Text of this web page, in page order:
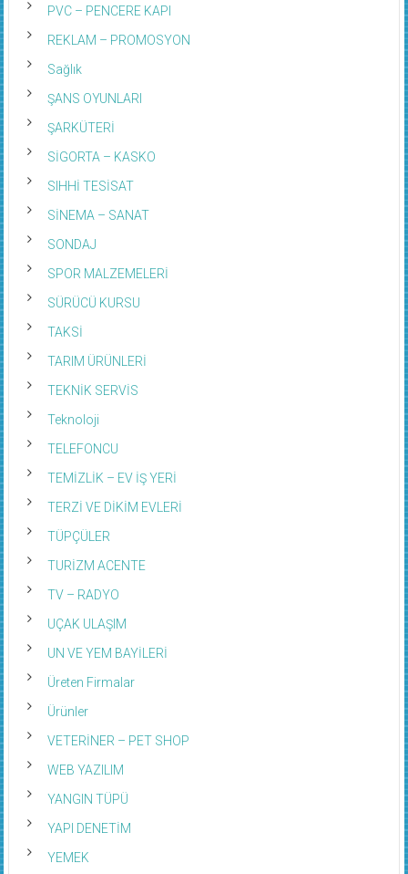
PVC – PENCERE KAPI
REKLAM – PROMOSYON
Sağlık
ŞANS OYUNLARI
ŞARKÜTERİ
SİGORTA – KASKO
SIHHİ TESİSAT
SİNEMA – SANAT
SONDAJ
SPOR MALZEMELERİ
SÜRÜCÜ KURSU
TAKSİ
TARIM ÜRÜNLERİ
TEKNİK SERVİS
Teknoloji
TELEFONCU
TEMİZLİK – EV İŞ YERİ
TERZİ VE DİKİM EVLERİ
TÜPÇÜLER
TURİZM ACENTE
TV – RADYO
UÇAK ULAŞIM
UN VE YEM BAYİLERİ
Üreten Firmalar
Ürünler
VETERİNER – PET SHOP
WEB YAZILIM
YANGIN TÜPÜ
YAPI DENETİM
YEMEK